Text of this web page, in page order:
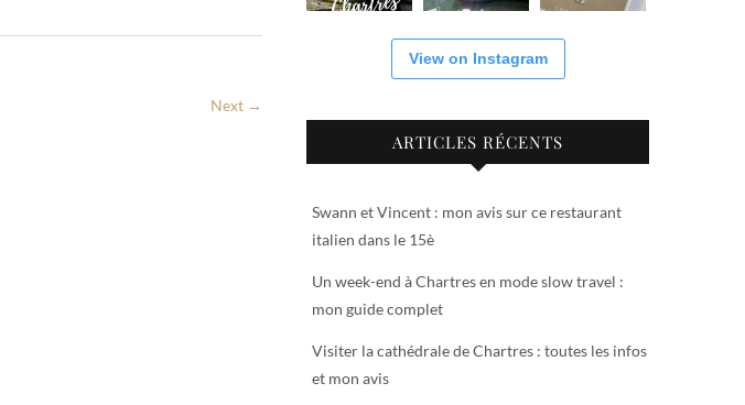
Next →
View on Instagram
ARTICLES RÉCENTS
Swann et Vincent : mon avis sur ce restaurant
italien dans le 15è
Un week-end à Chartres en mode slow travel :
mon guide complet
Visiter la cathédrale de Chartres : toutes les infos
et mon avis